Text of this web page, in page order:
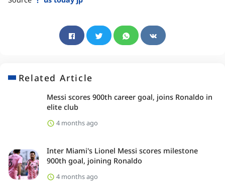
Related Article
Messi scores 900th career goal, joins Ronaldo in
elite club
4 months ago
Inter Miami's Lionel Messi scores milestone
900th goal, joining Ronaldo
4 months ago